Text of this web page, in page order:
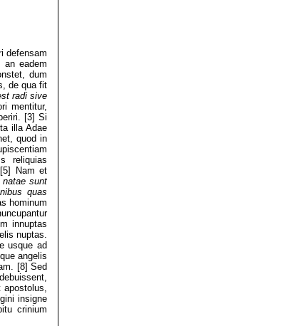
defensam
an eadem
dum
de qua fit
radi sive
mentitur,
[3] Si
illa Adae
quod in
reliquias
Nam et
natae sunt
quas
hominum
innuptas
nuptas.
usque ad
angelis
[8] Sed
insigne
crinium